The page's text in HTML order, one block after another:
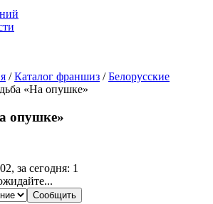
/ Каталог франшиз / Белорусские
«На опушке»
опушке»
за сегодня: 1